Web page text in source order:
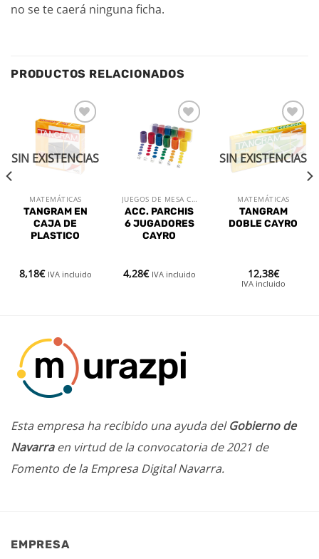
no se te caerá ninguna ficha.
PRODUCTOS RELACIONADOS
Añadir
a la
lista de
deseos
SIN EXISTENCIAS
MATEMÁTICAS
TANGRAM EN
CAJA DE
PLASTICO
8,18€ IVA incluido
Añadir
a la
lista de
deseos
JUEGOS DE MESA CLÁSICOS
ACC. PARCHIS
6 JUGADORES
CAYRO
4,28€ IVA incluido
Añadir
a la
lista de
deseos
SIN EXISTENCIAS
MATEMÁTICAS
TANGRAM
DOBLE CAYRO
12,38€
IVA incluido
Esta empresa ha recibido una ayuda delGobierno de
Navarraen virtud de la convocatoria de 2021 de
Fomento de la Empresa Digital Navarra.
EMPRESA